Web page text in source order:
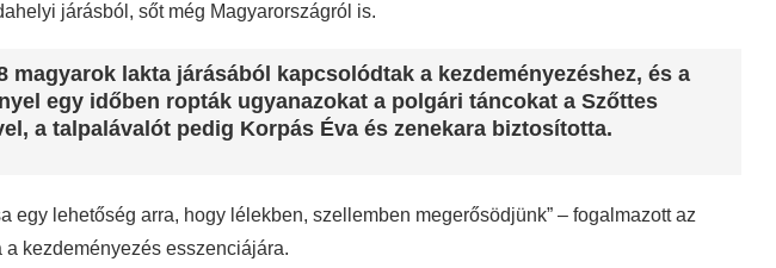
járásból, sőt még Magyarországról is.
magyarok lakta járásából kapcsolódtak a kezdeményezéshez, és a
egy időben ropták ugyanazokat a polgári táncokat a Szőttes
a talpalávalót pedig Korpás Éva és zenekara biztosította.
egy lehetőség arra, hogy lélekben, szellemben megerősödjünk” – fogalmazott az
kezdeményezés esszenciájára.